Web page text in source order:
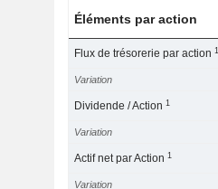
Éléments par action
Flux de trésorerie par action1
Variation
Dividende / Action1
Variation
Actif net par Action1
Variation